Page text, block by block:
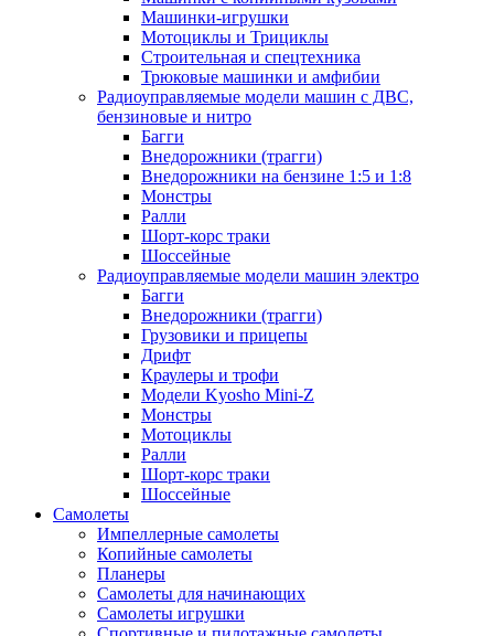
Машинки-игрушки
Мотоциклы и Трициклы
Строительная и спецтехника
Трюковые машинки и амфибии
Радиоуправляемые модели машин с ДВС,
бензиновые и нитро
Багги
Внедорожники (трагги)
Внедорожники на бензине 1:5 и 1:8
Монстры
Ралли
Шорт-корс траки
Шоссейные
Радиоуправляемые модели машин электро
Багги
Внедорожники (трагги)
Грузовики и прицепы
Дрифт
Краулеры и трофи
Модели Kyosho Mini-Z
Монстры
Мотоциклы
Ралли
Шорт-корс траки
Шоссейные
Самолеты
Импеллерные самолеты
Копийные самолеты
Планеры
Самолеты для начинающих
Самолеты игрушки